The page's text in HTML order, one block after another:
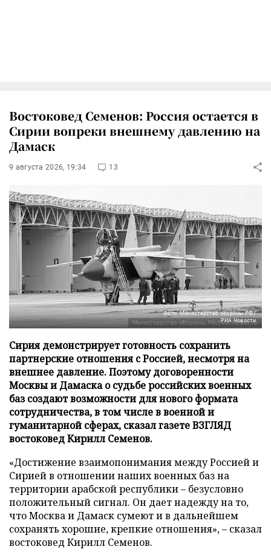
Востоковед Семенов: Россия остается в
Сирии вопреки внешнему давлению на
Дамаск
9 августа 2026, 19:34 13
Фото: Министерство обороны РФ/
РИА Новости
Сирия демонстрирует готовность сохранить
партнерские отношения с Россией, несмотря на
внешнее давление. Поэтому договоренности
Москвы и Дамаска о судьбе российских военных
баз создают возможности для нового формата
сотрудничества, в том числе в военной и
гуманитарной сферах, сказал газете ВЗГЛЯД
востоковед Кирилл Семенов.
«Достижение взаимопонимания между Россией и
Сирией в отношении наших военных баз на
территории арабской республики – безусловно
положительный сигнал. Он дает надежду на то,
что Москва и Дамаск сумеют и в дальнейшем
сохранять хорошие, крепкие отношения», – сказал
востоковед Кирилл Семенов.